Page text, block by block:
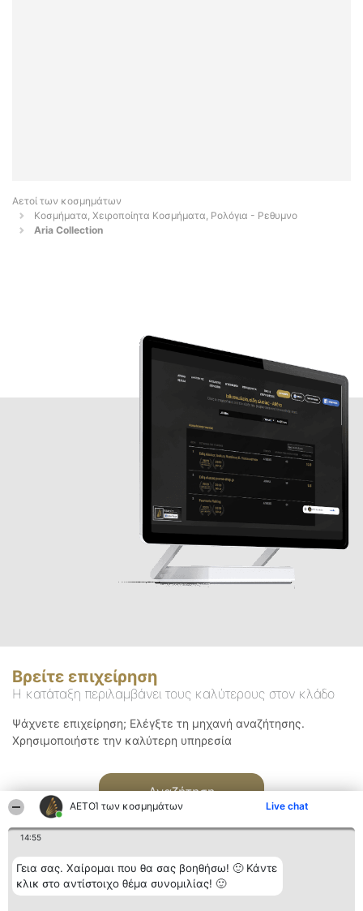
ΑΕΤΟΊ των κοσμημάτων Live chat
14:55
Γεια σας. Χαίρομαι που θα σας βοηθήσω! 🙂 Κάντε
κλικ στο αντίστοιχο θέμα συνομιλίας! 🙂
Αετοί των κοσμημάτων
Κοσμήματα, Χειροποίητα Κοσμήματα, Ρολόγια - Ρεθυμνο
Aria Collection
Βρείτε επιχείρηση
Η κατάταξη περιλαμβάνει τους καλύτερους στον κλάδο
Ψάχνετε επιχείρηση; Ελέγξτε τη μηχανή αναζήτησης.
Χρησιμοποιήστε την καλύτερη υπηρεσία
Αναζήτηση